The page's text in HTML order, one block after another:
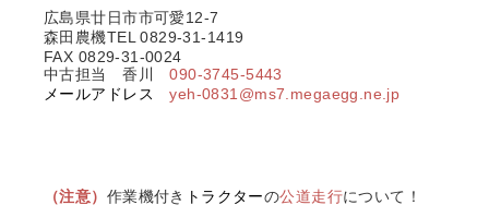
広島県廿日市市可愛12-7
森田農機TEL 0829-31-1419
FAX 0829-31-0024
中古担当 香川
090-3745-5443
メールアドレス
yeh-0831@ms7.megaegg.ne.jp
（注意） 作業機付き トラクターの公道走行について！